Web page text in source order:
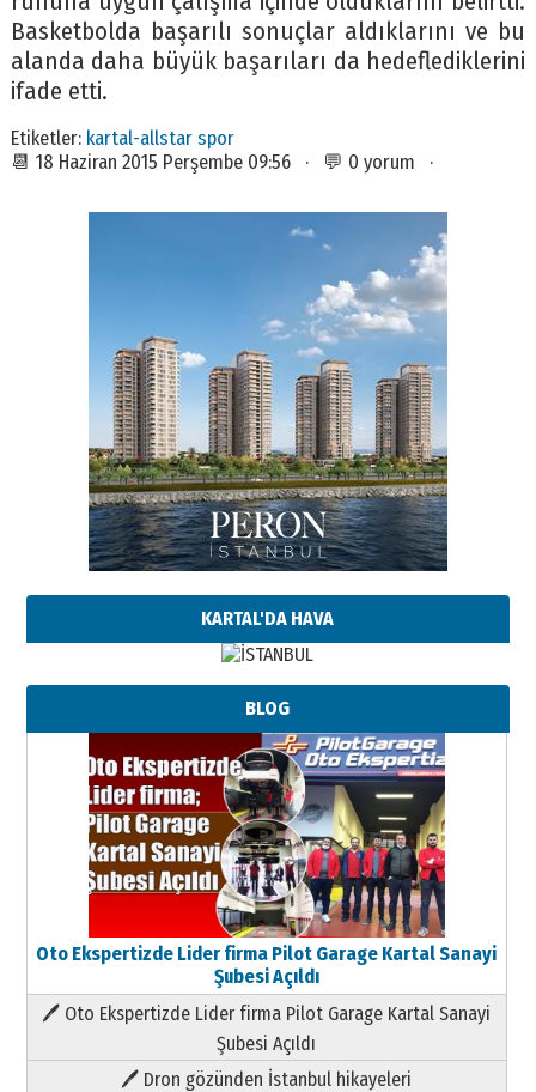
Basketbolda başarılı sonuçlar aldıklarını ve bu
alanda daha büyük başarıları da hedeflediklerini
ifade etti.
Etiketler: kartal-allstar spor
📆 18 Haziran 2015 Perşembe 09:56 · 💬 0 yorum ·
KARTAL'DA HAVA
BLOG
Oto Ekspertizde Lider firma Pilot Garage Kartal Sanayi
Şubesi Açıldı
🖊 Oto Ekspertizde Lider firma Pilot Garage Kartal Sanayi
Şubesi Açıldı
🖊 Dron gözünden İstanbul hikayeleri